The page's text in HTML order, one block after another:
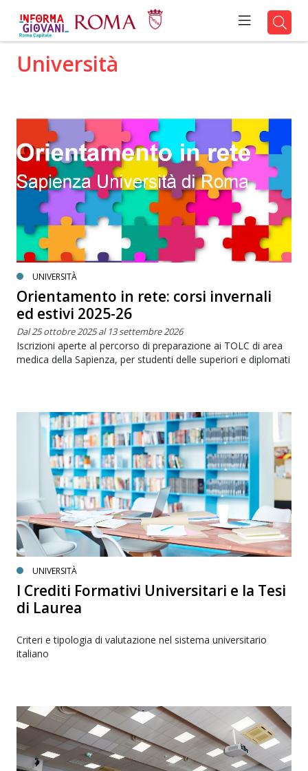
Università
UNIVERSITÀ
Orientamento in rete: corsi invernali
ed estivi 2025-26
Dal 25 ottobre 2025 al 13 settembre 2026
Iscrizioni aperte al percorso di preparazione ai TOLC di area
medica della Sapienza, per studenti delle superiori e diplomati
UNIVERSITÀ
I Crediti Formativi Universitari e la Tesi
di Laurea
Criteri e tipologia di valutazione nel sistema universitario
italiano